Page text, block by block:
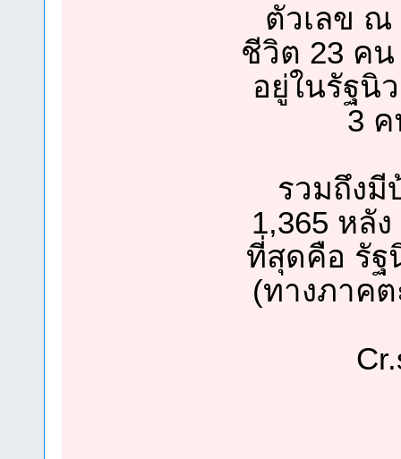
ตัวเลข ณ
ชีวิต 23 ค
อยู่ในรัฐนิ
3
รวมถึงมี
1,365 หลั
ที่สุดคือ รัฐ
(ทางภาคต